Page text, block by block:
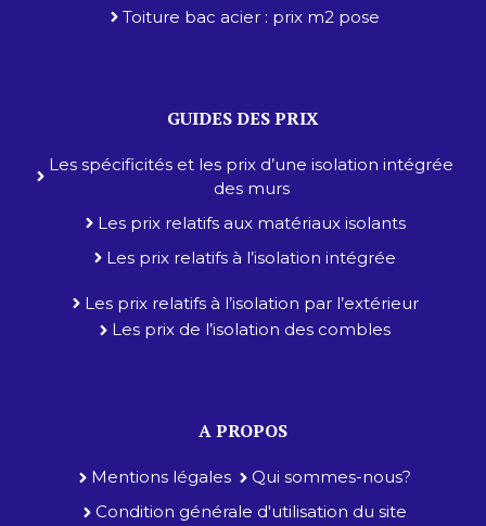
Toiture bac acier : prix m2 pose
GUIDES DES PRIX
Les spécificités et les prix d’une isolation intégrée
des murs
Les prix relatifs aux matériaux isolants
Les prix relatifs à l’isolation intégrée
Les prix relatifs à l’isolation par l’extérieur
Les prix de l’isolation des combles
A PROPOS
Mentions légales
Qui sommes-nous?
Condition générale d'utilisation du site